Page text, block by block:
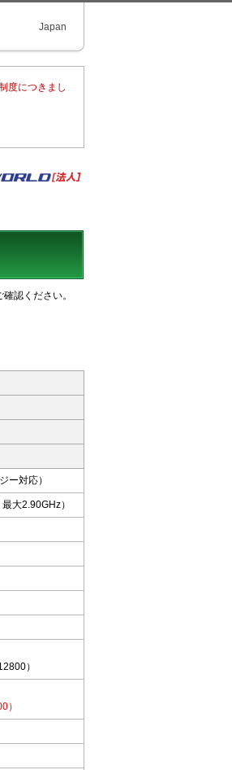
Japan
度につきまし
確認ください。
ー対応）
大2.90GHz）
）
）